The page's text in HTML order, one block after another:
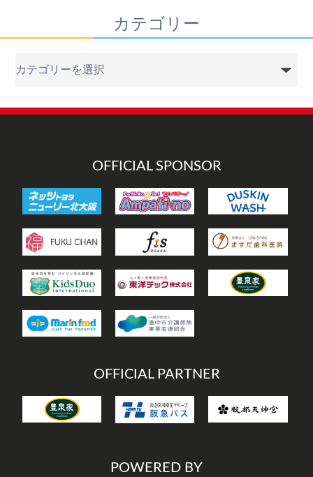
カテゴリー
リ
OFFICIAL SPONSOR
OFFICIAL PARTNER
POWERED BY